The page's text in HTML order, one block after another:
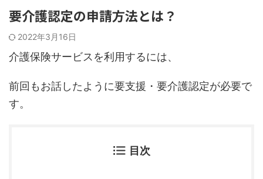
要介護認定の申請方法とは？
2022年3月16日
介護保険サービスを利用するには、
前回もお話したように要支援・要介護認定が必要で
す。
目次